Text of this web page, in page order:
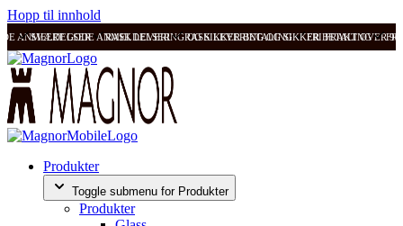
Hopp til innhold
ANMELDELSER RASK LEVERING OG SIKKER BETALING FRI FRAKT OVER
SVÆRT GODE ANMELDELSER RASK LEVERING OG SIKKER BETALING
Produkter
Toggle submenu for Produkter
Produkter